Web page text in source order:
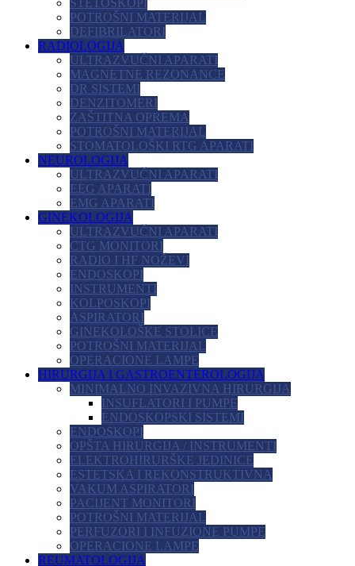
POTROŠNI MATERIJAL
DEFIBRILATORI
RADIOLOGIJA
ULTRAZVUČNI APARATI
MAGNETNE REZONANCE
DR SISTEMI
DENZITOMERI
ZAŠTITNA OPREMA
POTROŠNI MATERIJAL
STOMATOLOŠKI RTG APARATI
NEUROLOGIJA
ULTRAZVUČNI APARATI
EEG APARATI
EMG APARATI
GINEKOLOGIJA
ULTRAZVUČNI APARATI
CTG MONITORI
RADIO I HF NOŽEVI
ENDOSKOPI
INSTRUMENTI
KOLPOSKOPI
ASPIRATORI
GINEKOLOŠKE STOLICE
POTROŠNI MATERIJAL
OPERACIONE LAMPE
HIRURGIJA I GASTROENTEROLOGIJA
MINIMALNO INVAZIVNA HIRURGIJA
INSUFLATORI I PUMPE
ENDOSKOPSKI SISTEMI
ENDOSKOPI
OPŠTA HIRURGIJA / INSTRUMENTI
ELEKTROHIRURŠKE JEDINICE
ESTETSKA I REKONSTRUKTIVNA
VAKUM ASPIRATORI
PACIJENT MONITORI
POTROŠNI MATERIJAL
PERFUZORI I INFUZIONE PUMPE
OPERACIONE LAMPE
REUMATOLOGIJA